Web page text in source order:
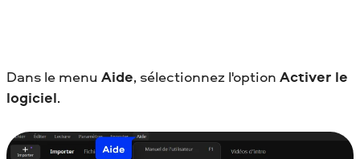
Dans le menu Aide, sélectionnez l'option Activer le
logiciel.